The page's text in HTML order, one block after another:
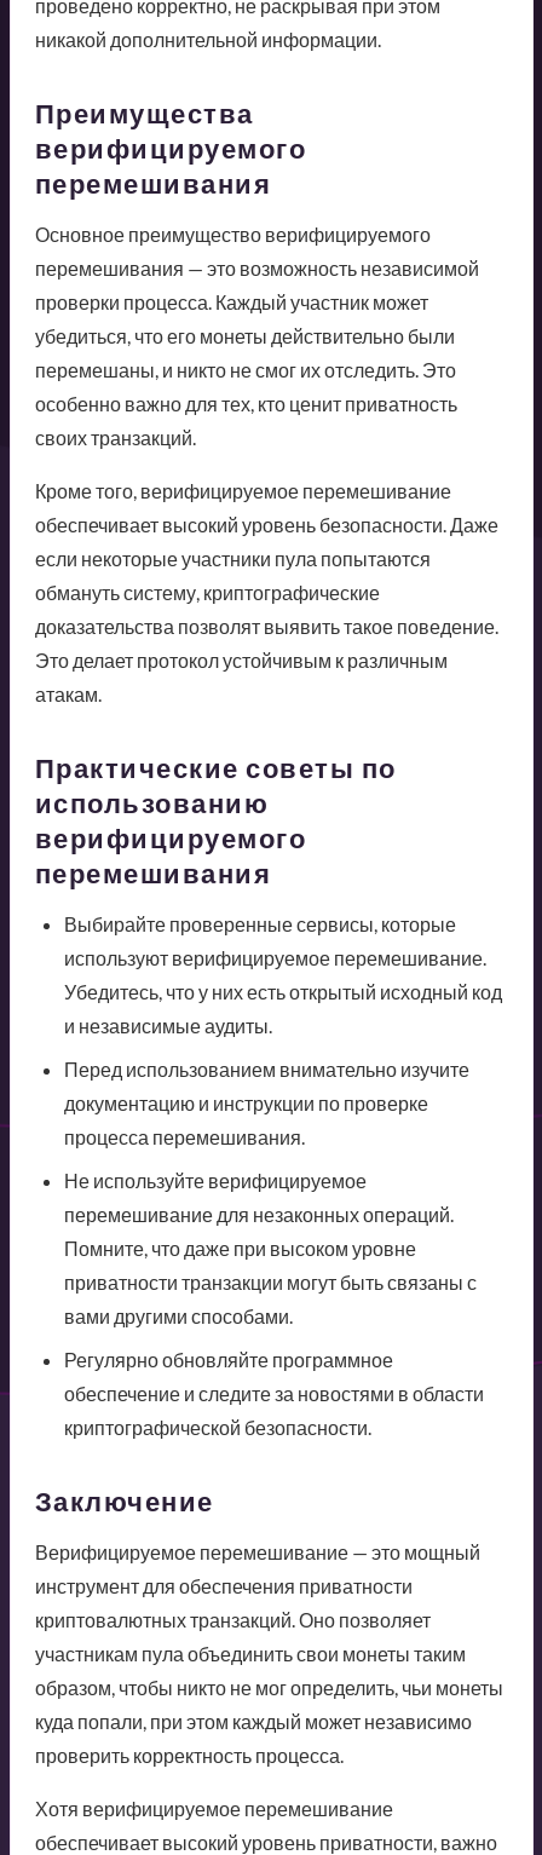
проведено корректно, не раскрывая при этом
никакой дополнительной информации.
Преимущества
верифицируемого
перемешивания
Основное преимущество верифицируемого
перемешивания — это возможность независимой
проверки процесса. Каждый участник может
убедиться, что его монеты действительно были
перемешаны, и никто не смог их отследить. Это
особенно важно для тех, кто ценит приватность
своих транзакций.
Кроме того, верифицируемое перемешивание
обеспечивает высокий уровень безопасности. Даже
если некоторые участники пула попытаются
обмануть систему, криптографические
доказательства позволят выявить такое поведение.
Это делает протокол устойчивым к различным
атакам.
Практические советы по
использованию
верифицируемого
перемешивания
Выбирайте проверенные сервисы, которые
используют верифицируемое перемешивание.
Убедитесь, что у них есть открытый исходный код
и независимые аудиты.
Перед использованием внимательно изучите
документацию и инструкции по проверке
процесса перемешивания.
Не используйте верифицируемое
перемешивание для незаконных операций.
Помните, что даже при высоком уровне
приватности транзакции могут быть связаны с
вами другими способами.
Регулярно обновляйте программное
обеспечение и следите за новостями в области
криптографической безопасности.
Заключение
Верифицируемое перемешивание — это мощный
инструмент для обеспечения приватности
криптовалютных транзакций. Оно позволяет
участникам пула объединить свои монеты таким
образом, чтобы никто не мог определить, чьи монеты
куда попали, при этом каждый может независимо
проверить корректность процесса.
Хотя верифицируемое перемешивание
обеспечивает высокий уровень приватности, важно